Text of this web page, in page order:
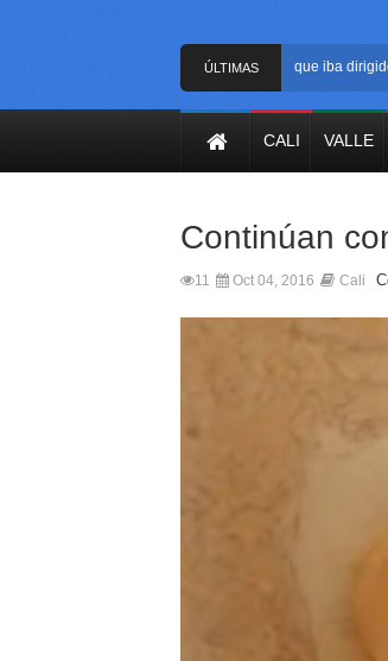
ÚLTIMAS
NOTICIAS
Frustran atentado con bus bomba que iba dirigido
CALI VALLE
Continúan
11 Oct 04, 2016 Cali